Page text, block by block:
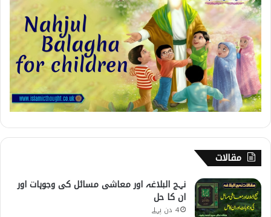
مقالات
نہج البلاغہ اور معاشی مسائل کی وجوہات اور
ان کا حل
4 دن پہلے